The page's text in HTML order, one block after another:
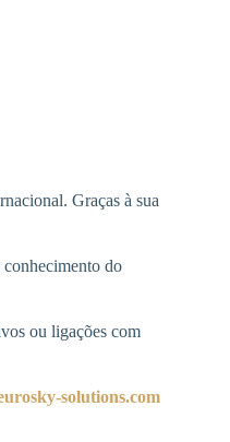
Graças à sua
conhecimento do
ou ligações com
solutions.com